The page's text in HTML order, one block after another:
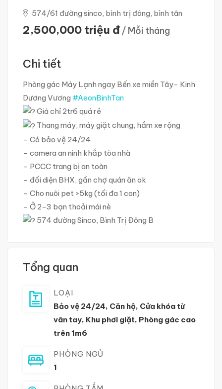
574/61 đường sinco, bình trị đông, bình tân
2,500,000 triệu đ / Mỗi tháng
Chi tiết
Phòng gác Máy Lạnh ngay Bến xe miền Tây- Kinh
Dương Vương #AeonBinhTan
Giá chỉ 2tr6 quá rẻ
Thang máy, máy giặt chung, hầm xe rộng
– Có bảo vệ 24/24
– camera an ninh khắp tòa nhà
– PCCC trang bị an toàn
– đối diện BHX, gần chợ quán ăn ok
– Cho nuôi pet >5kg (tối đa 1 con)
– Ở 2-3 bạn thoải mái nè
574 đường Sinco, Bình Trị Đông B
Tổng quan
LOẠI
Bảo vệ 24/24, Căn hộ, Cửa khóa từ
vân tay, Khu phơi giặt, Phòng gác cao
trên 1m6
PHÒNG NGỦ
1